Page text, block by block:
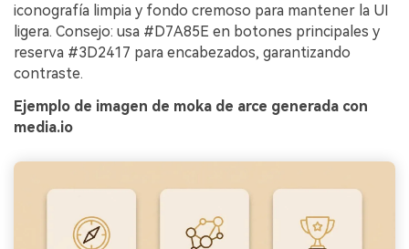
iconografía limpia y fondo cremoso para mantener la UI
ligera. Consejo: usa #D7A85E en botones principales y
reserva #3D2417 para encabezados, garantizando
contraste.
Ejemplo de imagen de moka de arce generada con
media.io